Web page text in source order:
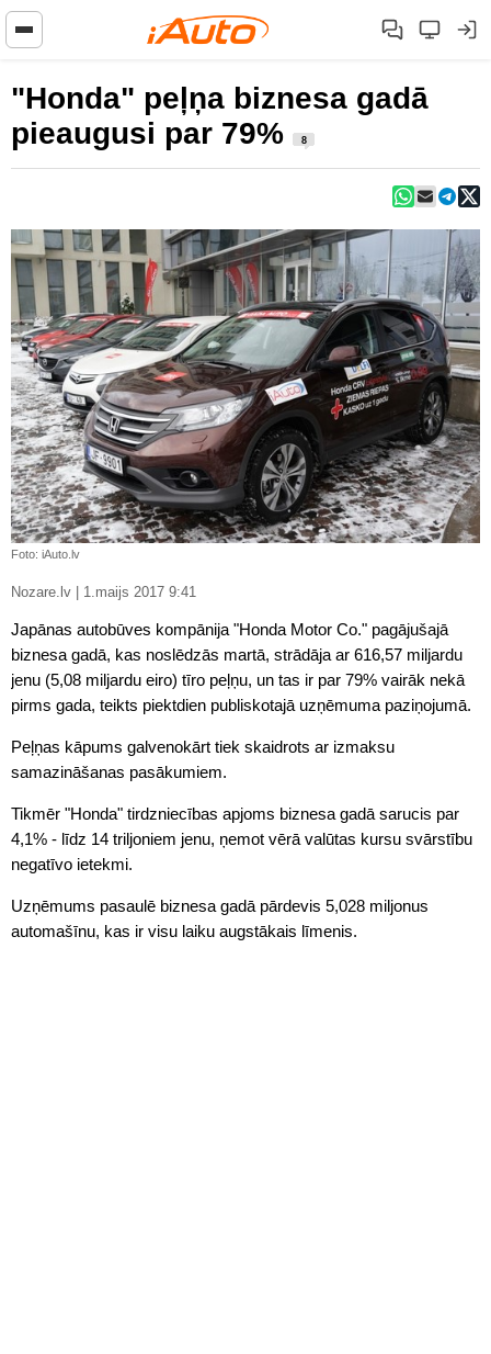
"Honda" peļņa biznesa gadā
pieaugusi par 79%
8
Foto: iAuto.lv
Nozare.lv | 1.maijs 2017 9:41
Japānas autobūves kompānija "Honda Motor Co." pagājušajā
biznesa gadā, kas noslēdzās martā, strādāja ar 616,57 miljardu
jenu (5,08 miljardu eiro) tīro peļņu, un tas ir par 79% vairāk nekā
pirms gada, teikts piektdien publiskotajā uzņēmuma paziņojumā.
Peļņas kāpums galvenokārt tiek skaidrots ar izmaksu
samazināšanas pasākumiem.
Tikmēr "Honda" tirdzniecības apjoms biznesa gadā sarucis par
4,1% - līdz 14 triljoniem jenu, ņemot vērā valūtas kursu svārstību
negatīvo ietekmi.
Uzņēmums pasaulē biznesa gadā pārdevis 5,028 miljonus
automašīnu, kas ir visu laiku augstākais līmenis.